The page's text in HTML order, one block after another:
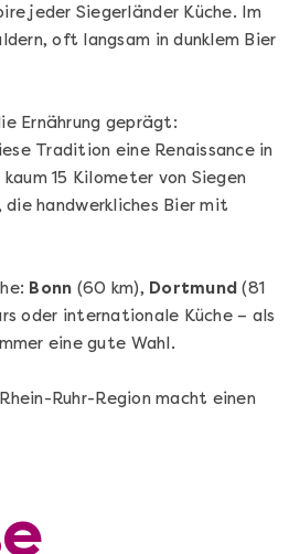
Cocktails Selber
Set
Cocktail Starter Set: DIY-Box
Videokurs
jeder Siegerländer Küche. Im
oft langsam in dunklem Bier
Ernährung geprägt:
Tradition eine Renaissance in
15 Kilometer von Siegen
handwerkliches Bier mit
Bonn (60 km), Dortmund (81
oder internationale Küche – als
eine gute Wahl.
Ruhr-Region macht einen